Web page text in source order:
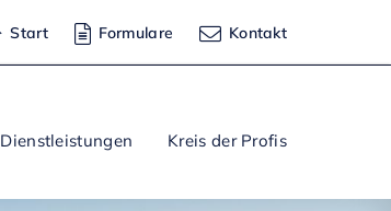
Start Formulare Kontakt
Dienstleistungen Kreis der Profis